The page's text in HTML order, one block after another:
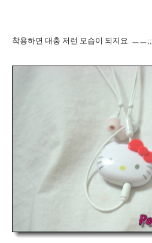
착용하면 대충 저런 모습이 되지요. ㅡㅡ;;